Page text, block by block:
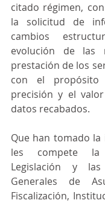
citado régimen,
la solicitud de
cambios
evolución de las
prestación de los
con el
precisión y el
datos recabados.
Que han tomado
les compete
Legislación y las
Generales de
Fiscalización,